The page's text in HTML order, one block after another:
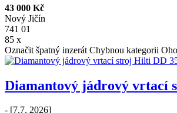
43 000 Kč
Nový Jičín
741 01
85 x
Označit špatný inzerát Chybnou kategorii
Diamantový jádrový vrtací
- [7.7. 2026]